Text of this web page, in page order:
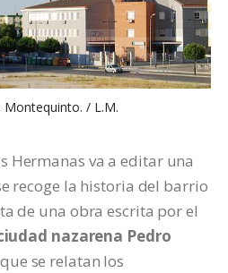
Montequinto. / L.M.
Hermanas va a editar una
recoge la historia del barrio
de una obra escrita por el
nazarena Pedro
se relatan los